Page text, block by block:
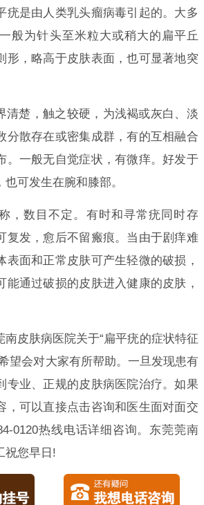
疣是由人类乳头瘤病毒引起的。大多
般为针头至米粒大或稍大的扁平丘
形，略高于皮肤表面，也可显著地突
清楚，触之较硬，为浅褐或灰白、淡
分散存在或密集成群，有的互相融合
。一般无自觉症状，有微痒。好发于
可发生在腕和膝部。
，数目不定。有时和寻常疣同时存
复发，愈后不留瘢痕。当由于剧痒难
表面和正常皮肤可产生轻微的破损，
能通过破损的皮肤进入健康的皮肤，
南皮肤病医院关于“扁平疣的症状特征
望会对大家有所帮助。一旦发现患有
专业、正规的皮肤病医院治疗。如果
，可以直接点击咨询和医生面对面交
0120热线电话详细咨询。东莞莞南
祝您早日!